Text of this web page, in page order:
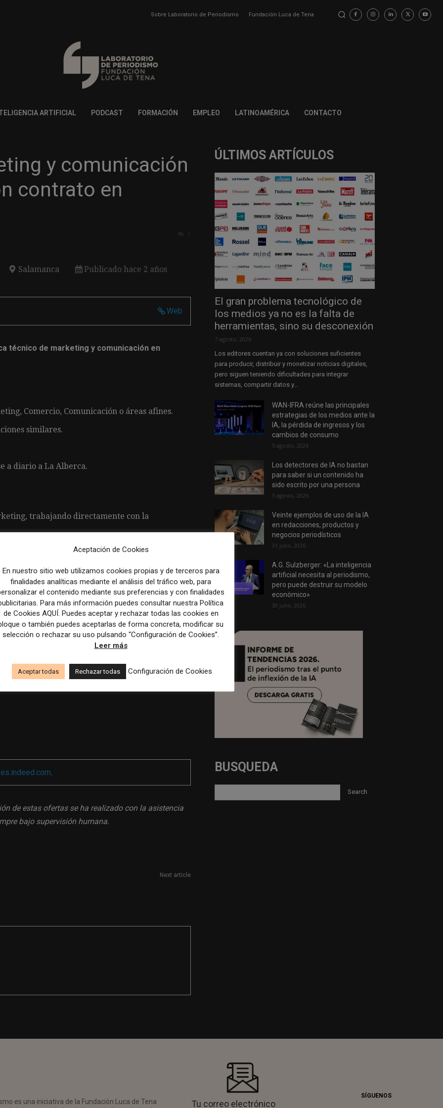
Sobre Laboratorio de Periodismo Fundación Luca de Tena
ARTIFICIAL PODCAST FORMACIÓN EMPLEO LATINOAMÉRICA CONTACTO
y comunicación
contrato en
Salamanca Publicado hace 2 años
Web
técnico de marketing y comunicación en
Comercio, Comunicación o áreas afines.
similares.
a diario a La Alberca.
trabajando directamente con la
para liderar el departamento en el
sueldo de hasta 600 € al mes.
en IME Business School (Universidad de
en enero de 2025.
según desempeño.
es.indeed.com
de estas ofertas se ha realizado con la asistencia
bajo supervisión humana.
Next article
ÚLTIMOS ARTÍCULOS
El gran problema tecnológico de
los medios ya no es la falta de
herramientas, sino su desconexión
7 agosto, 2026
Los editores cuentan ya con soluciones suficientes
para producir, distribuir y monetizar noticias digitales,
pero siguen teniendo dificultades para integrar
sistemas, compartir datos y...
WAN-IFRA reúne las principales
estrategias de los medios ante la
IA, la pérdida de ingresos y los
cambios de consumo
5 agosto, 2026
Los detectores de IA no bastan
para saber si un contenido ha
sido escrito por una persona
3 agosto, 2026
Veinte ejemplos de uso de la IA
en redacciones, productos y
negocios periodísticos
31 julio, 2026
A.G. Sulzberger: «La inteligencia
artificial necesita al periodismo,
pero puede destruir su modelo
económico»
30 julio, 2026
BUSQUEDA
es una iniciativa de la Fundación Luca de Tena
SÍGUENOS
Aceptación de Cookies
En nuestro sitio web utilizamos cookies propias y de terceros para
finalidades analíticas mediante el análisis del tráfico web, para
el contenido mediante sus preferencias y con finalidades
Para más información puedes consultar nuestra Política
de Cookies AQUÍ. Puedes aceptar y rechazar todas las cookies en
o también puedes aceptarlas de forma concreta, modificar su
selección o rechazar su uso pulsando “Configuración de Cookies”.
Leer más
Aceptar todas Rechazar todas Configuración de Cookies